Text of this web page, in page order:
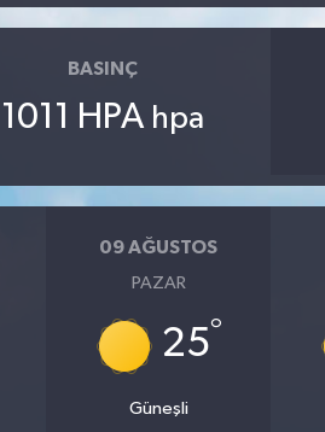
BASINÇ
1011 HPA hpa
09 AĞUSTOS
PAZAR
25°
Güneşli